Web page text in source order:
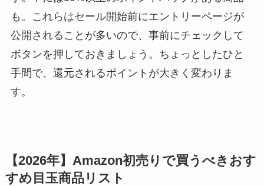
も。これらはセール開始前にエントリーページが
公開されることが多いので、事前にチェックして
ボタンを押しておきましょう。ちょっとしたひと
手間で、還元されるポイントが大きく変わりま
す。
【2026年】Amazon初売りで買うべきおす
すめ目玉商品リスト